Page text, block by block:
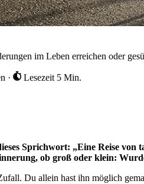
im Leben erreichen oder
· Lesezeit 5 Min.
Sprichwort: „Eine Reise von
ob groß oder klein:
Du allein hast ihn möglich